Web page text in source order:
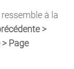
ressemble à la
>
Page